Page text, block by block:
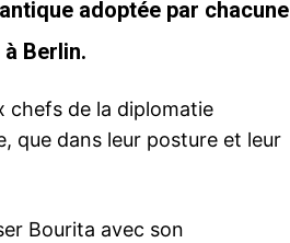
adoptée par chacune
Berlin.
chefs de la diplomatie
que dans leur posture et leur
Bourita avec son